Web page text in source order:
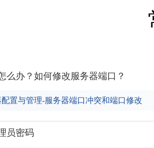
么办？如何修改服务器端口？
配置与管理-服务器端口冲突和端口修改
员密码